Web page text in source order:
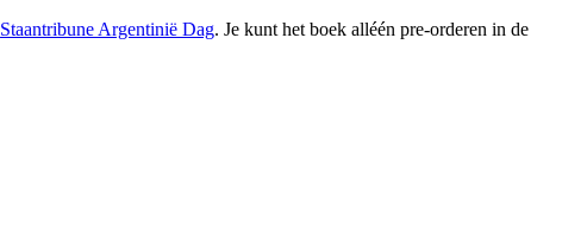
Staantribune Argentinië Dag. Je kunt het boek alléén pre-orderen in de